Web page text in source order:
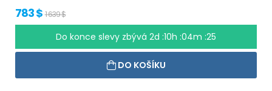
783 $1 639 $
Do konce slevy zbývá 2d :10h :04m :24
DO KOŠÍKU